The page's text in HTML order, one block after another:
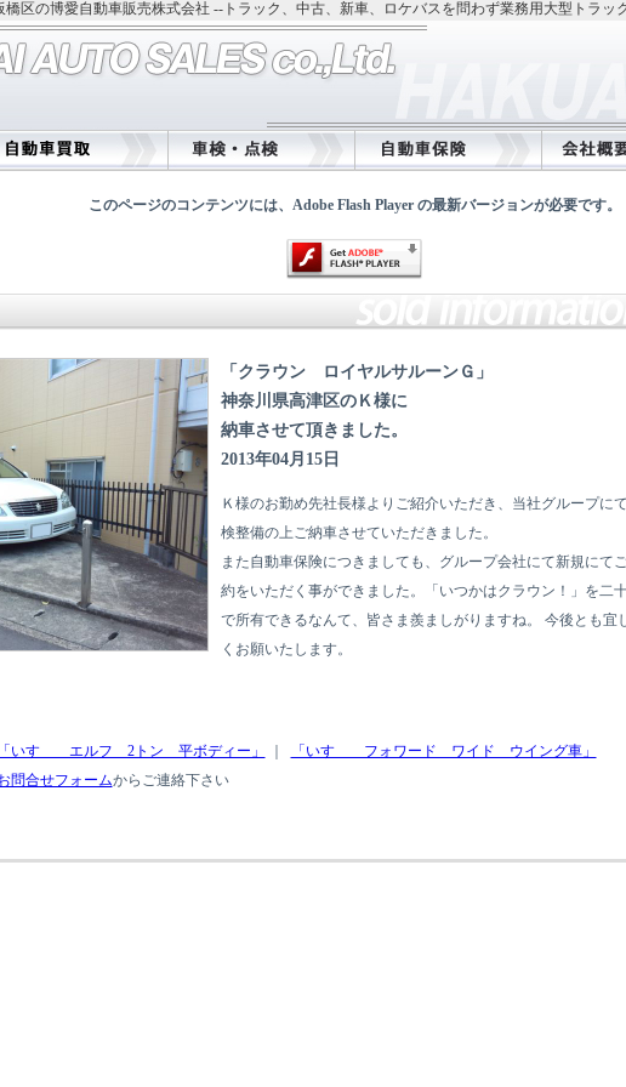
の博愛自動車販売株式会社 --トラック、中古、新車、ロケバスを問わず業務用大型トラッ
このページのコンテンツには、Adobe Flash Player の最新バージョンが必要です。
「クラウン ロイヤルサルーンＧ」
神奈川県高津区のＫ様に
納車させて頂きました。
2013年04月15日
Ｋ様のお勤め先社長様よりご紹介いただき、当社グループに
検整備の上ご納車させていただきました。
また自動車保険につきましても、グループ会社にて新規にて
約をいただく事ができました。「いつかはクラウン！」を二
で所有できるなんて、皆さま羨ましがりますね。 今後とも宜
くお願いたします。
「いすゞ エルフ 2トン 平ボディー」
「いすゞ フォワード ワイド ウイング車」
問合せフォームからご連絡下さい